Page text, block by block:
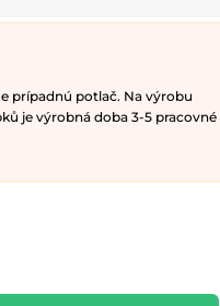
prípadnú potlač. Na výrobu
je výrobná doba 3-5 pracovné